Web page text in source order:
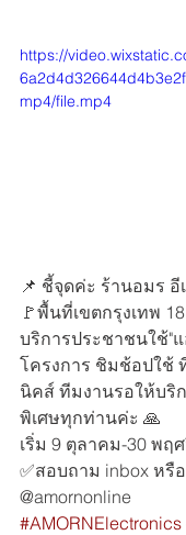
https://
mp4/file.mp4
📌 ชี้จุดค่ะ ร้านอมร
🚩พื้นที่เขตกรุงเทพ
บริการประชาชนใช้"แ
โครงการ ชิมช้อปใช้
นิคส์ ทีมงานรอให้บ
พิเศษทุกท่านค่ะ 🙏
เริ่ม 9 ตุลาคม-30 พฤ
✅สอบถาม inbox หรื
@amornonline
#AMORNElectronics